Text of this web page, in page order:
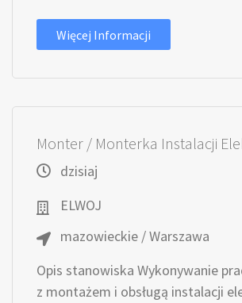
Więcej Informacji
Monter / Monterka Instalacji
dzisiaj
ELWOJ
mazowieckie / Warszawa
Opis stanowiska Wykonywanie
z montażem i obsługą instalacji